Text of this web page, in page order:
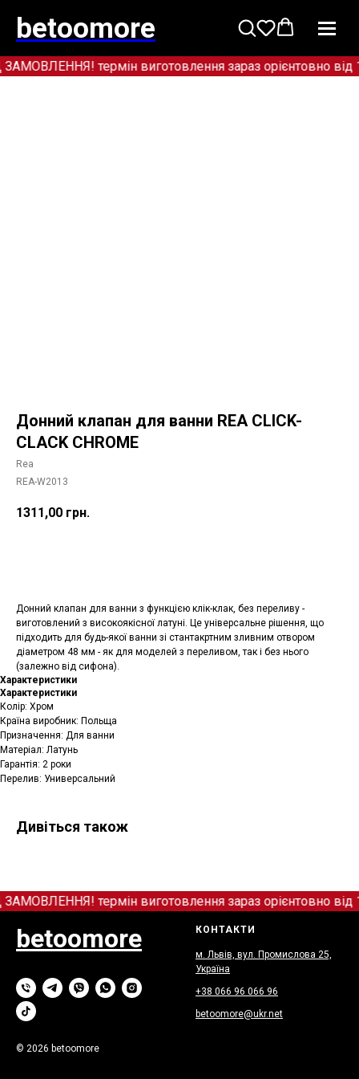
betoomore
термін виготовлення зараз орієнтовно від
Донний клапан для ванни REA CLICK-
CLACK CHROME
Rea
REA-W2013
1311,00 грн.
Донний клапан для ванни з функцією клік-клак, без переливу -
виготовлений з високоякісної латуні. Це універсальне рішення, що
підходить для будь-якої ванни зі стантакртним зливним отвором
діаметром 48 мм - як для моделей з переливом, так і без нього
(залежно від сифона).
Характеристики
Характеристики
Колір: Хром
Країна виробник: Польща
Призначення: Для ванни
Матеріал: Латунь
Гарантія: 2 роки
Перелив: Универсальний
Дивіться також
термін виготовлення зараз орієнтовно від
betoomore
© 2026 betoomore
КОНТАКТИ
м. Львів, вул. Промислова 25,
Україна
+38 066 96 066 96
betoomore@ukr.net